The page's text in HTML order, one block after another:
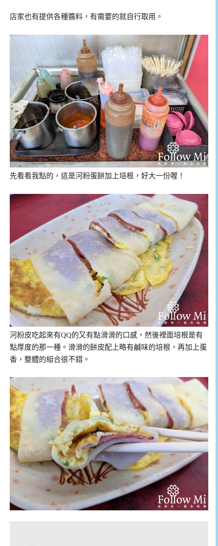
店家也有提供各種醬料，有需要的就自行取用。
先看看我點的，這是河粉蛋餅加上培根，好大一份喔！
河粉皮吃起來有QQ的又有點滑滑的口感，然後裡面培根是有
點厚度的那一種。滑滑的餅皮配上略有鹹味的培根，再加上蛋
香，整體的組合很不錯。